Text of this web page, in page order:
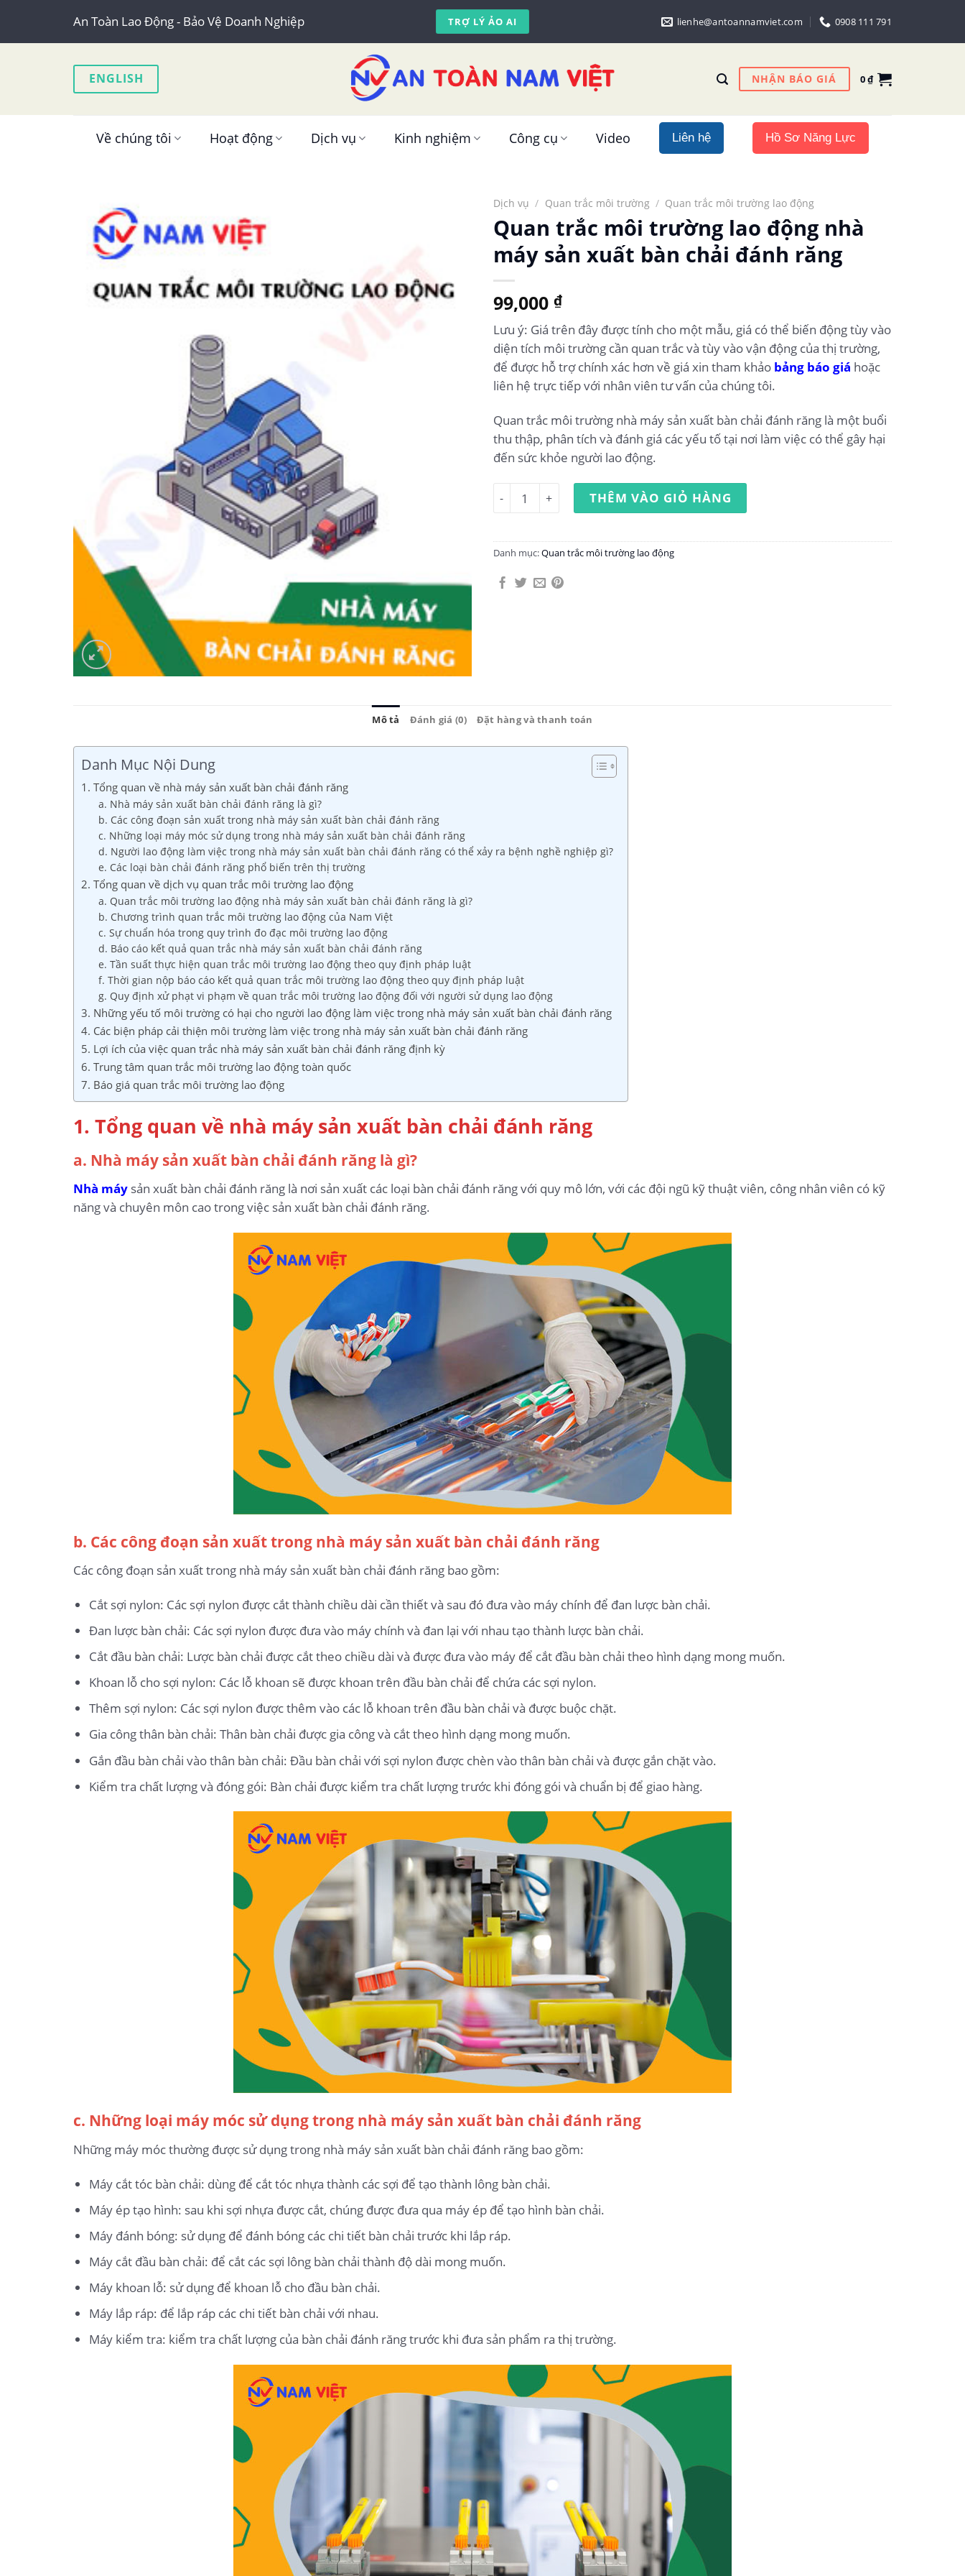
content
An Toàn Lao Động - Bảo Vệ Doanh Nghiệp TRỢ LÝ ẢO AI lienhe@antoannamviet.com 0908 111 791
ENGLISH NHẬN BÁO GIÁ 0₫
Về chúng tôi Hoạt động Dịch vụ Kinh nghiệm Công cụ Video Liên hệ Hồ Sơ Năng Lực
Dịch vụ / Quan trắc môi trường / Quan trắc môi trường lao động
Quan trắc môi trường lao động nhà
máy sản xuất bàn chải đánh răng
99,000 ₫
Lưu ý: Giá trên đây được tính cho một mẫu, giá có thể biến động tùy vào
diện tích môi trường cần quan trắc và tùy vào vận động của thị trường,
để được hỗ trợ chính xác hơn về giá xin tham khảo bảng báo giá hoặc
liên hệ trực tiếp với nhân viên tư vấn của chúng tôi.
Quan trắc môi trường nhà máy sản xuất bàn chải đánh răng là một buổi
thu thập, phân tích và đánh giá các yếu tố tại nơi làm việc có thể gây hại
đến sức khỏe người lao động.
Quan trắc môi trường lao động nhà máy sản xuất bàn chải đánh răng số lượng
THÊM VÀO GIỎ HÀNG
Danh mục:Quan trắc môi trường lao động
Mô tả Đánh giá (0) Đặt hàng và thanh toán
Danh Mục Nội Dung
1. Tổng quan về nhà máy sản xuất bàn chải đánh răng
a. Nhà máy sản xuất bàn chải đánh răng là gì?
b. Các công đoạn sản xuất trong nhà máy sản xuất bàn chải đánh răng
c. Những loại máy móc sử dụng trong nhà máy sản xuất bàn chải đánh răng
d. Người lao động làm việc trong nhà máy sản xuất bàn chải đánh răng có thể xảy ra bệnh nghề nghiệp gì?
e. Các loại bàn chải đánh răng phổ biến trên thị trường
2. Tổng quan về dịch vụ quan trắc môi trường lao động
a. Quan trắc môi trường lao động nhà máy sản xuất bàn chải đánh răng là gì?
b. Chương trình quan trắc môi trường lao động của Nam Việt
c. Sự chuẩn hóa trong quy trình đo đạc môi trường lao động
d. Báo cáo kết quả quan trắc nhà máy sản xuất bàn chải đánh răng
e. Tần suất thực hiện quan trắc môi trường lao động theo quy định pháp luật
f. Thời gian nộp báo cáo kết quả quan trắc môi trường lao động theo quy định pháp luật
g. Quy định xử phạt vi phạm về quan trắc môi trường lao động đối với người sử dụng lao động
3. Những yếu tố môi trường có hại cho người lao động làm việc trong nhà máy sản xuất bàn chải đánh răng
4. Các biện pháp cải thiện môi trường làm việc trong nhà máy sản xuất bàn chải đánh răng
5. Lợi ích của việc quan trắc nhà máy sản xuất bàn chải đánh răng định kỳ
6. Trung tâm quan trắc môi trường lao động toàn quốc
7. Báo giá quan trắc môi trường lao động
1. Tổng quan về nhà máy sản xuất bàn chải đánh răng
a. Nhà máy sản xuất bàn chải đánh răng là gì?
Nhà máy sản xuất bàn chải đánh răng là nơi sản xuất các loại bàn chải đánh răng với quy mô lớn, với các đội ngũ kỹ thuật viên, công nhân viên có kỹ
năng và chuyên môn cao trong việc sản xuất bàn chải đánh răng.
b. Các công đoạn sản xuất trong nhà máy sản xuất bàn chải đánh răng
Các công đoạn sản xuất trong nhà máy sản xuất bàn chải đánh răng bao gồm:
Cắt sợi nylon: Các sợi nylon được cắt thành chiều dài cần thiết và sau đó đưa vào máy chính để đan lược bàn chải.
Đan lược bàn chải: Các sợi nylon được đưa vào máy chính và đan lại với nhau tạo thành lược bàn chải.
Cắt đầu bàn chải: Lược bàn chải được cắt theo chiều dài và được đưa vào máy để cắt đầu bàn chải theo hình dạng mong muốn.
Khoan lỗ cho sợi nylon: Các lỗ khoan sẽ được khoan trên đầu bàn chải để chứa các sợi nylon.
Thêm sợi nylon: Các sợi nylon được thêm vào các lỗ khoan trên đầu bàn chải và được buộc chặt.
Gia công thân bàn chải: Thân bàn chải được gia công và cắt theo hình dạng mong muốn.
Gắn đầu bàn chải vào thân bàn chải: Đầu bàn chải với sợi nylon được chèn vào thân bàn chải và được gắn chặt vào.
Kiểm tra chất lượng và đóng gói: Bàn chải được kiểm tra chất lượng trước khi đóng gói và chuẩn bị để giao hàng.
c. Những loại máy móc sử dụng trong nhà máy sản xuất bàn chải đánh răng
Những máy móc thường được sử dụng trong nhà máy sản xuất bàn chải đánh răng bao gồm:
Máy cắt tóc bàn chải: dùng để cắt tóc nhựa thành các sợi để tạo thành lông bàn chải.
Máy ép tạo hình: sau khi sợi nhựa được cắt, chúng được đưa qua máy ép để tạo hình bàn chải.
Máy đánh bóng: sử dụng để đánh bóng các chi tiết bàn chải trước khi lắp ráp.
Máy cắt đầu bàn chải: để cắt các sợi lông bàn chải thành độ dài mong muốn.
Máy khoan lỗ: sử dụng để khoan lỗ cho đầu bàn chải.
Máy lắp ráp: để lắp ráp các chi tiết bàn chải với nhau.
Máy kiểm tra: kiểm tra chất lượng của bàn chải đánh răng trước khi đưa sản phẩm ra thị trường.